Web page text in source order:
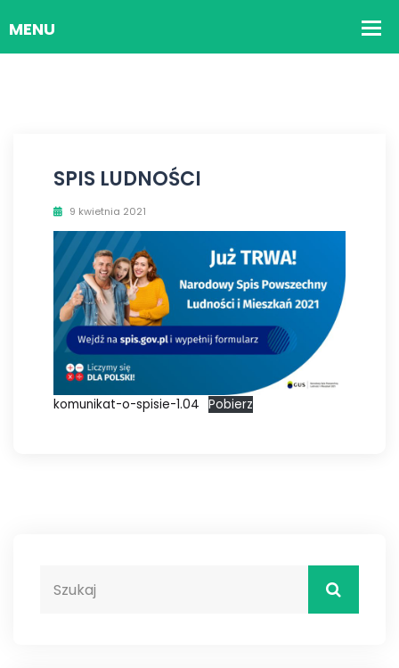
SPIS LUDNOŚCI
9 kwietnia 2021
komunikat-o-spisie-1.04 Pobierz